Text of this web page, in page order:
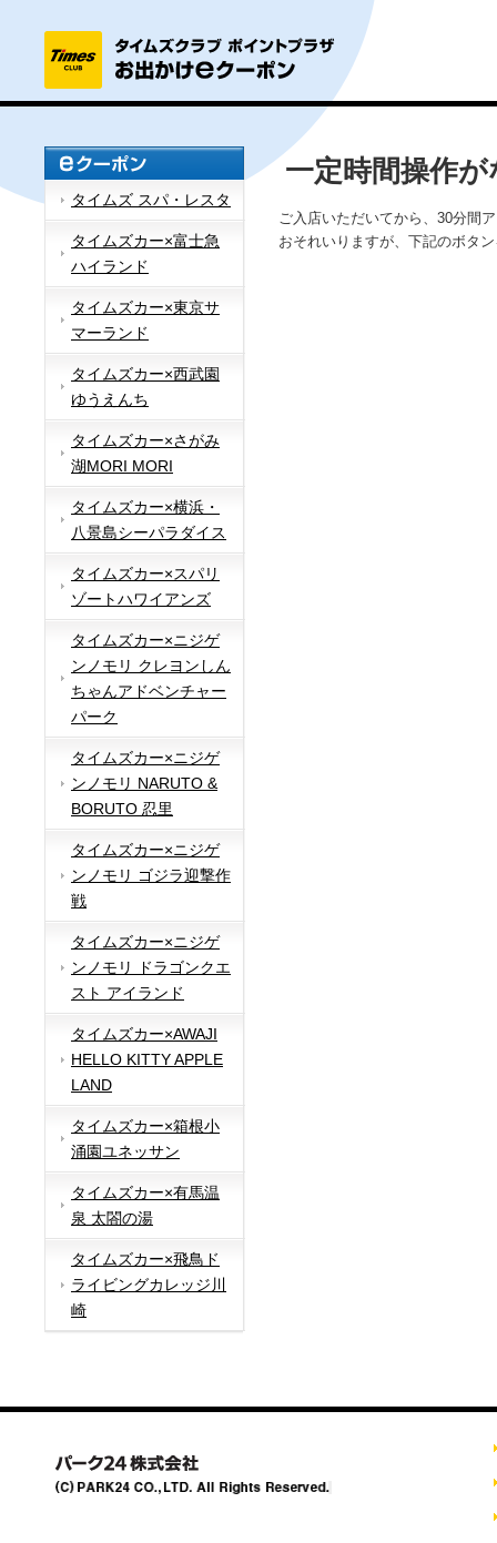
タイムズ スパ・レスタ
タイムズカー×富士急
ハイランド
タイムズカー×東京サ
マーランド
タイムズカー×西武園
ゆうえんち
タイムズカー×さがみ
湖MORI MORI
タイムズカー×横浜・
八景島シーパラダイス
タイムズカー×スパリ
ゾートハワイアンズ
タイムズカー×ニジゲ
ンノモリ クレヨンしん
ちゃんアドベンチャー
パーク
タイムズカー×ニジゲ
ンノモリ NARUTO &
BORUTO 忍里
タイムズカー×ニジゲ
ンノモリ ゴジラ迎撃作
戦
タイムズカー×ニジゲ
ンノモリ ドラゴンクエ
スト アイランド
タイムズカー×AWAJI
HELLO KITTY APPLE
LAND
タイムズカー×箱根小
涌園ユネッサン
タイムズカー×有馬温
泉 太閤の湯
タイムズカー×飛鳥ド
ライビングカレッジ川
崎
一定時間操作
ご入店いただいてから、30分間
おそれいりますが、下記のボタ